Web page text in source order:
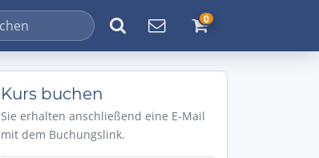
0
Kurs buchen
Sie erhalten anschließend eine E-Mail
mit dem Buchungslink.